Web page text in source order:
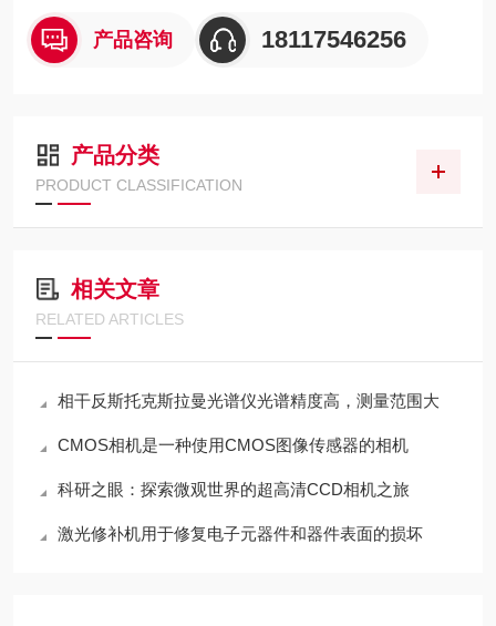
产品咨询 18117546256
产品分类
PRODUCT CLASSIFICATION
相关文章
RELATED ARTICLES
相干反斯托克斯拉曼光谱仪光谱精度高，测量范围大
CMOS相机是一种使用CMOS图像传感器的相机
科研之眼：探索微观世界的超高清CCD相机之旅
激光修补机用于修复电子元器件和器件表面的损坏